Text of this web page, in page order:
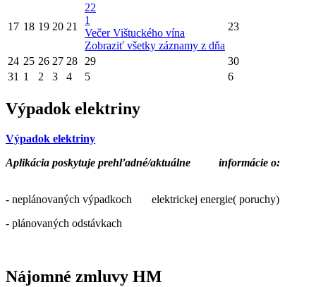
17 18 19 20 21
22
1
Večer Vištuckého vína
Zobraziť všetky záznamy z dňa
23
24 25 26 27 28 29
30
31 1 2 3 4 5 6
Výpadok elektriny
Výpadok elektriny
Aplikácia poskytuje prehľadné/aktuálne informácie o:
- neplánovaných výpadkoch elektrickej energie( poruchy)
- plánovaných odstávkach
Nájomné zmluvy HM